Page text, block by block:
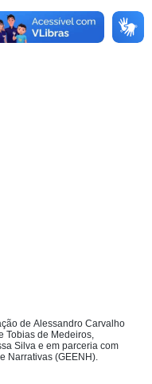
de Alessandro Carvalho
Tobias de Medeiros,
Silva e em parceria com
Narrativas (GEENH).